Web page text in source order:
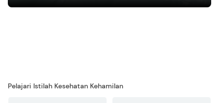
Pelajari Istilah Kesehatan Kehamilan